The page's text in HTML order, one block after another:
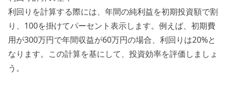
利回りを計算する際には、年間の純利益を初期投資額で割
り、100を掛けてパーセント表示します。例えば、初期費
用が300万円で年間収益が60万円の場合、利回りは20%と
なります。この計算を基にして、投資効率を評価しましょ
う。